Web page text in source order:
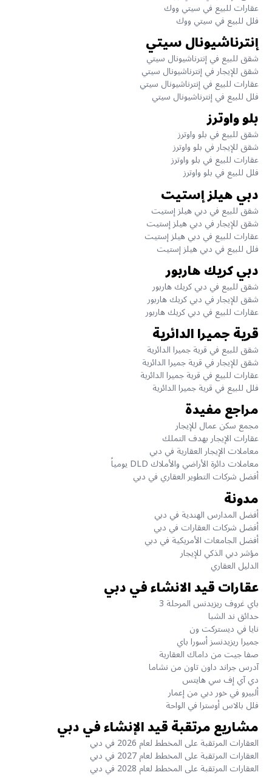
عقارات للبيع في سيتي ووك
فلل للبيع في سيتي ووك
إنترناشيونال سيتي
شقق للبيع في إنترناشيونال سيتي
شقق للإيجار في إنترناشيونال سيتي
عقارات للبيع في إنترناشيونال سيتي
فلل للبيع في إنترناشيونال سيتي
بلو واوترز
شقق للبيع في بلو واوترز
شقق للإيجار في بلو واوترز
عقارات للبيع في بلو واوترز
فلل للبيع في بلو واوترز
دبي هيلز إستيت
شقق للبيع في دبي هيلز إستيت
شقق للإيجار في دبي هيلز إستيت
عقارات للبيع في دبي هيلز إستيت
فلل للبيع في دبي هيلز إستيت
دبي كريك هاربور
شقق للبيع في دبي كريك هاربور
شقق للإيجار في دبي كريك هاربور
عقارات للبيع في دبي كريك هاربور
قرية جميرا الدائرية
شقق للبيع في قرية جميرا الدائرية
شقق للإيجار في قرية جميرا الدائرية
عقارات للبيع في قرية جميرا الدائرية
فلل للبيع في قرية جميرا الدائرية
مراجع مفيدة
مجمع سكن عمال للإيجار
عقارات الإيجار بهدف التملك
معاملات الإيجار العقارية في دبي
معاملات دائرة الأراضي والأملاك DLD يومياً
أفضل شركات التطوير العقاري في دبي
مدونة
أفضل المدارس الهندية في دبي
أفضل شركات العقارات في دبي
أفضل الجامعات الأمريكية في دبي
مؤشر دبي الذكي للإيجار
الدليل العقاري
عقارات قيد الانشاء في دبي
باي غروف ريزيدنس المرحلة 3
حدائق ند الشبا
نايا في ديستركت ون
جميرا ريزيدنسز أسورا باي
صفا جيت من داماك العقارية
آدرس جراند داون تاون من نشاما
دي آي إف سي هايتس
ألبيرو في خور دبي من إعمار
فلل بالاس أوسترا في الواحة
مشاريع مرتقبة قيد الإنشاء في دبي
العقارات المرتقبة على المخطط لعام 2026 في دبي
العقارات المرتقبة على المخطط لعام 2027 في دبي
العقارات المرتقبة على المخطط لعام 2028 في دبي